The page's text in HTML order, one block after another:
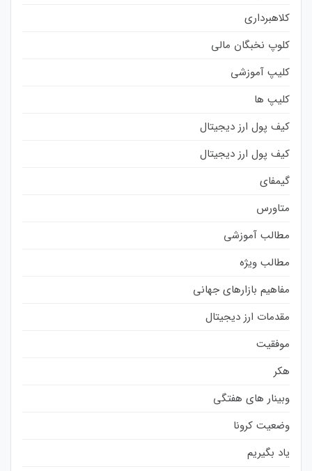
کلاهبرداری
کلوپ نخبگان مالی
کلیپ آموزشی
کلیپ ها
کیف پول ارز دیجیتال
کیف پول ارز دیجیتال
گیمفای
متاورس
مطالب آموزشی
مطالب ویژه
مفاهیم بازارهای جهانی
مقدمات ارز دیجیتال
موفقیت
هکر
وبینار های هفتگی
وضعیت کرونا
یاد بگیریم